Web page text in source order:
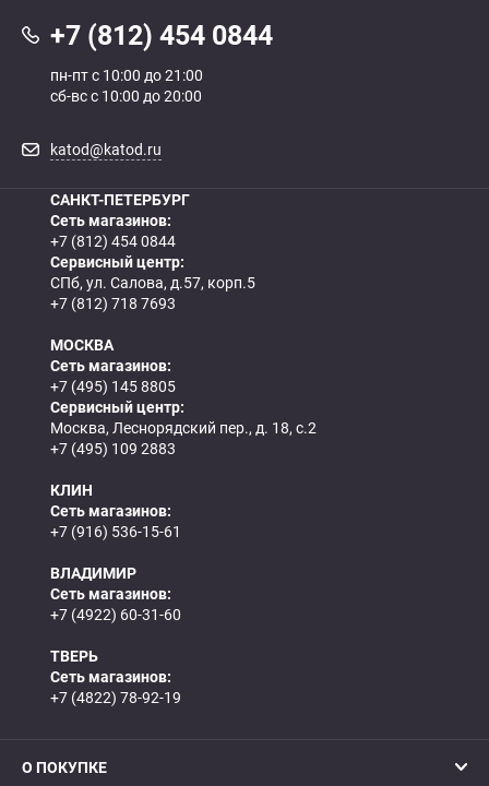
+7 (812) 454 0844
пн-пт с 10:00 до 21:00
сб-вс с 10:00 до 20:00
katod@katod.ru
САНКТ-ПЕТЕРБУРГ
Сеть магазинов:
+7 (812) 454 0844
Сервисный центр:
СПб, ул. Салова, д.57, корп.5
+7 (812) 718 7693
МОСКВА
Сеть магазинов:
+7 (495) 145 8805
Сервисный центр:
Москва, Леснорядский пер., д. 18, с.2
+7 (495) 109 2883
КЛИН
Сеть магазинов:
+7 (916) 536-15-61
ВЛАДИМИР
Сеть магазинов:
+7 (4922) 60-31-60
ТВЕРЬ
Сеть магазинов:
+7 (4822) 78-92-19
О ПОКУПКЕ